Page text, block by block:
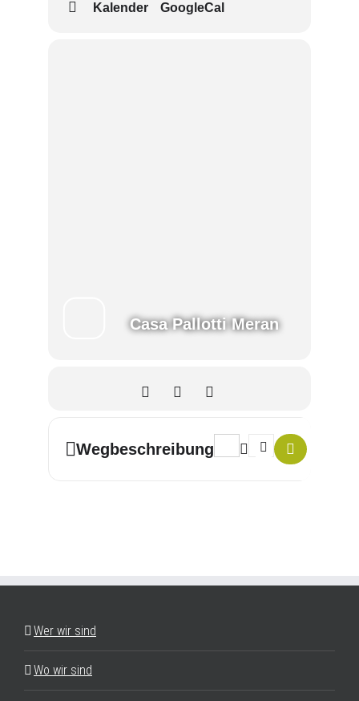
Kalender GoogleCal
Casa Pallotti Meran
Wegbeschreibung Address - Ayurveda-Kurs []
Destination Address
Wer wir sind
Wo wir sind